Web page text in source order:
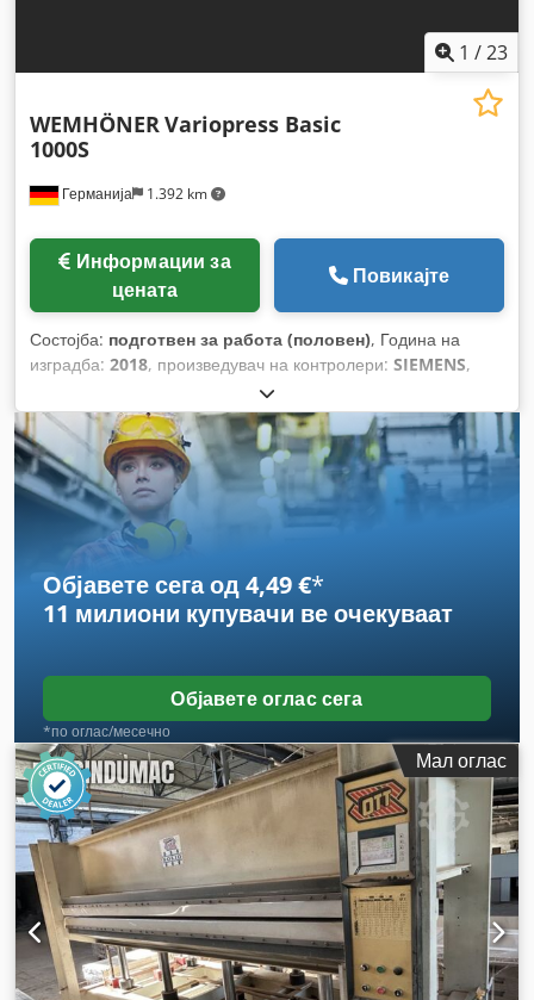
1 /23
Германија 1.392 km
WEMHÖNERVariopress Basic
1000S
цената
Повикајте
Состојба: подготвен за работа (половен), Година на
изградба: 2018, произведувач на контролери: SIEMENS,
SIMATIC HMI
Објавете сега од 4,49 €*
11 милиони купувачи ве очекуваат
Објавете оглас сега
*по оглас/месечно
Мал оглас